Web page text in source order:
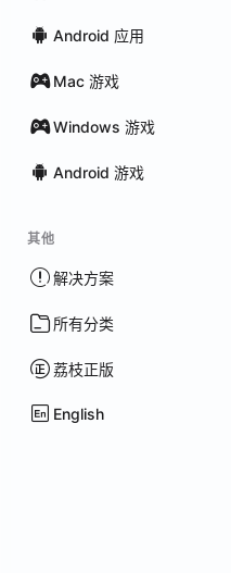
Android 应用
Mac 游戏
Windows 游戏
Android 游戏
其他
解决方案
所有分类
荔枝正版
English